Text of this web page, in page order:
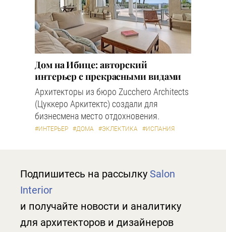
Дом на Ибице: авторский
интерьер с прекрасными видами
Архитекторы из бюро Zucchero Architects
(Цуккеро Аркитектс) создали для
бизнесмена место отдохновения.
#ИНТЕРЬЕР #ДОМА #ЭКЛЕКТИКА #ИСПАНИЯ
Подпишитесь на рассылку Salon
Interior
и получайте новости и аналитику
для архитекторов и дизайнеров